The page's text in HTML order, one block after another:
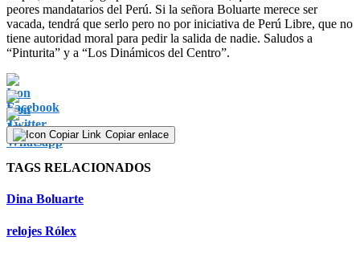
peores mandatarios del Perú. Si la señora Boluarte merece ser
vacada, tendrá que serlo pero no por iniciativa de Perú Libre, que no
tiene autoridad moral para pedir la salida de nadie. Saludos a
“Pinturita” y a “Los Dinámicos del Centro”.
Copiar enlace
TAGS RELACIONADOS
Dina Boluarte
relojes Rólex